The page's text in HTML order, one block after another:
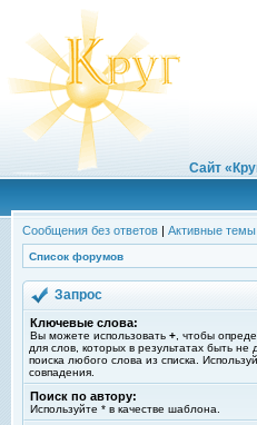
Сайт
Сообщения без ответов | Активные темы
Список форумов
Запрос
Ключевые слова:
Вы можете использовать + , чтобы
для слов, которых в результатах быть
поиска любого слова из списка.
совпадения.
Поиск по автору:
Используйте * в качестве шаблона.